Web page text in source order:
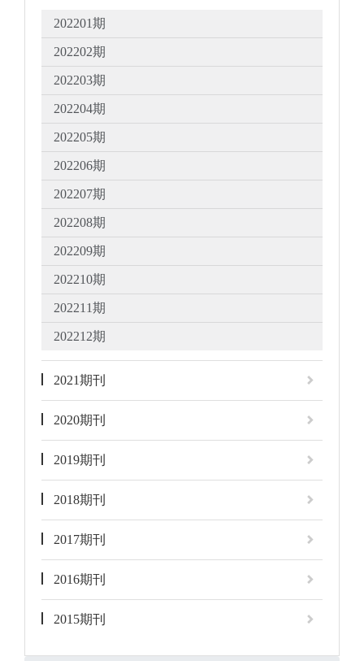
202201期
202202期
202203期
202204期
202205期
202206期
202207期
202208期
202209期
202210期
202211期
202212期
2021期刊
2020期刊
2019期刊
2018期刊
2017期刊
2016期刊
2015期刊